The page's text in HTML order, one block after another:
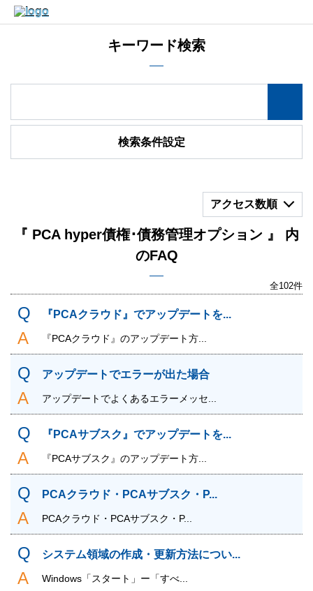
キーワード検索
検索条件設定
アクセス数順
『 PCA hyper債権･債務管理オプション 』 内
のFAQ
全102件
『PCAクラウド』でアップデートを...
『PCAクラウド』のアップデート方...
アップデートでエラーが出た場合
アップデートでよくあるエラーメッセ...
『PCAサブスク』でアップデートを...
『PCAサブスク』のアップデート方...
PCAクラウド・PCAサブスク・P...
PCAクラウド・PCAサブスク・P...
システム領域の作成・更新方法につい...
Windows「スタート」ー「すべ...